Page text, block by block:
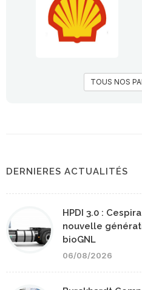
TOUS NOS
DERNIERES ACTUALITÉS
HPDI 3.0 :
nouvelle
bioGNL
06/08/2026